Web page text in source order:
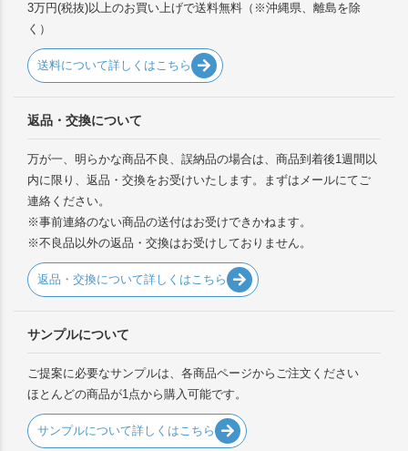
3万円(税抜)以上のお買い上げで送料無料（※沖縄県、離島を除
く）
送料について詳しくはこちら
返品・交換について
万が一、明らかな商品不良、誤納品の場合は、商品到着後1週間以
内に限り、返品・交換をお受けいたします。まずはメールにてご
連絡ください。
※事前連絡のない商品の送付はお受けできかねます。
※不良品以外の返品・交換はお受けしておりません。
返品・交換について詳しくはこちら
サンプルについて
ご提案に必要なサンプルは、各商品ページからご注文ください
ほとんどの商品が1点から購入可能です。
サンプルについて詳しくはこちら